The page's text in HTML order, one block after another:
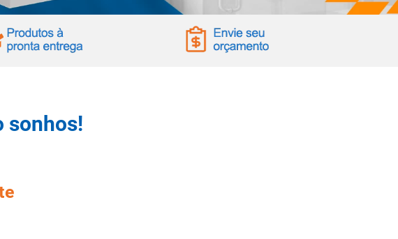
sonhos!